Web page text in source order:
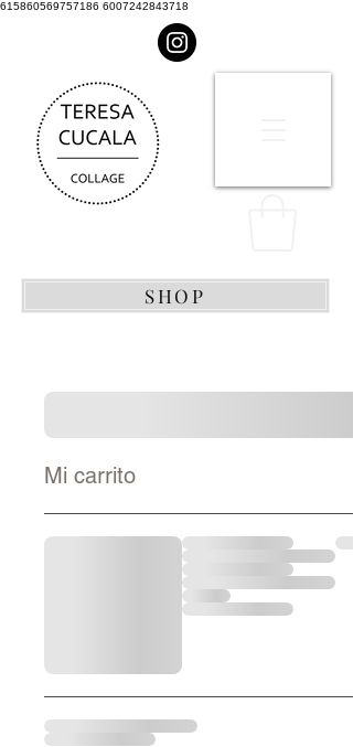
615860569757186 6007242843718
SHOP
Mi carrito